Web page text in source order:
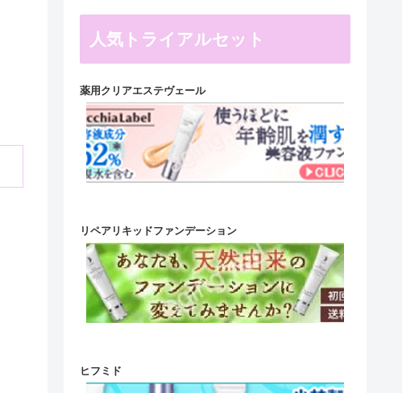
人気トライアルセット
薬用クリアエステヴェール
リペアリキッドファンデーション
ヒフミド